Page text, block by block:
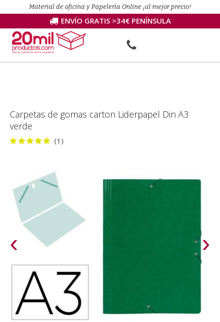
Material de oficina y Papelería Online ¡al mejor precio!
ENVÍO GRATIS >34€ PENÍNSULA
Carpetas de gomas carton Liderpapel Din A3
verde
(1)
‹ ›